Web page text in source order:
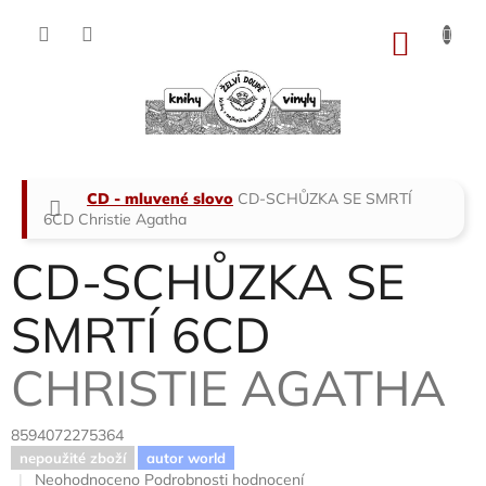
Domů
CD - mluvené slovo CD-SCHŮZKA SE SMRTÍ
6CD Christie Agatha
CD-SCHŮZKA SE
SMRTÍ 6CD
CHRISTIE AGATHA
8594072275364
nepoužité zboží autor world
Průměrné
Neohodnoceno Podrobnosti hodnocení